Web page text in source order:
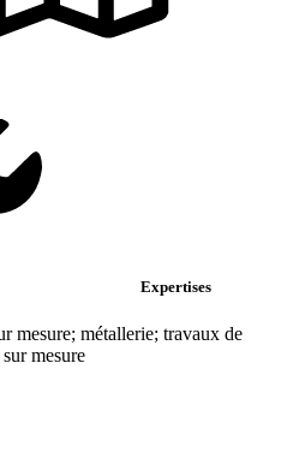
Expertises
mesure; métallerie; travaux de
mesure